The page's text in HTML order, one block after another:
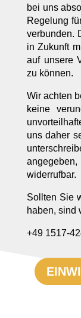
bei uns
Regelung
verbunden.
in Zukunft
auf unsere
zu können.
Wir achten
keine
uns daher
widerrufbar.
Sollten Sie
haben, sind
+49 1517-